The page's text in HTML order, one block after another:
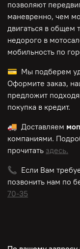
позволяют
маневренно, чем
двигаться в общем
недорого в
мобильность по
💳 Мы подберем
Оформите заказ,
предложит
покупка в кредит.
🚚 Доставляем
компаниями.
прочитать здесь.
📞 Если Вам
позвонить нам по
70-35